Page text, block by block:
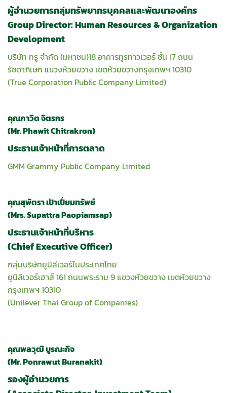
ผู้อำนวยการกลุ่มทรัพยากรบุคคลและพัฒนาองค์กร
Group Director: Human Resources & Organization
Development
บริษัท ทรู จำกัด (มหาชน)18 อาคารทูรทาวเวอร์ ชั้น 17 ถนน
รัชดาภิเษก แขวงห้วยขวาง เขตห้วยขวางกรุงเทพฯ 10310
(True Corporation Public Company Limited)
คุณภาวิต จิตรกร
(Mr. Phawit Chitrakron)
ประธานเจ้าหน้าที่การตลาด
GMM Grammy Public Company Limited
คุณสุพัตรา เป้าเปี่ยมทรัพย์
(Mrs. Supattra Paopiamsap)
ประธานเจ้าหน้าที่บริหาร
(Chief Executive Officer)
กลุ่มบริษัทยูนิลีเวอร์ในประเทศไทย
ยูนิลีเวอร์เฮาส์ 161 ถนนพระราม 9 แขวงห้วยขวาง เขตห้วยขวาง
กรุงเทพฯ 10310
(Unilever Thai Group of Companies)
คุณพลวุฒิ บูรณะกิจ
(Mr. Ponrawut Buranakit)
รองผู้อำนวยการ